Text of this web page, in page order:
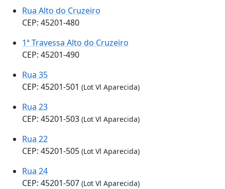
Rua Alto do Cruzeiro
CEP: 45201-480
1ª Travessa Alto do Cruzeiro
CEP: 45201-490
Rua 35
CEP: 45201-501 (Lot Vl Aparecida)
Rua 23
CEP: 45201-503 (Lot Vl Aparecida)
Rua 22
CEP: 45201-505 (Lot Vl Aparecida)
Rua 24
CEP: 45201-507 (Lot Vl Aparecida)